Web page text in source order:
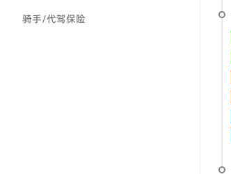
骑手/代驾保险